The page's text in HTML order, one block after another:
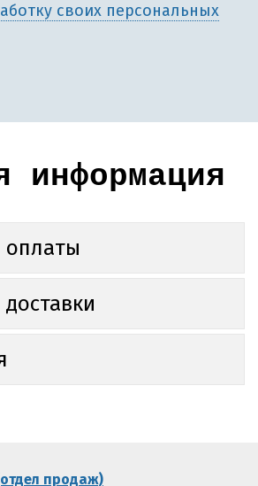
своих персональных
информация
оплаты
продаж)